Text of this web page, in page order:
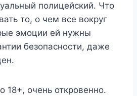
полицейский. Что
то, о чем все вокруг
эмоции ей нужны
безопасности, даже
18+, очень откровенно.